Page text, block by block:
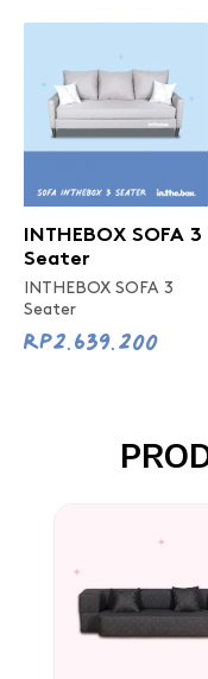
INTHEBOX SOFA 3
Seater
INTHEBOX SOFA 3
Seater
Rp2.639.200